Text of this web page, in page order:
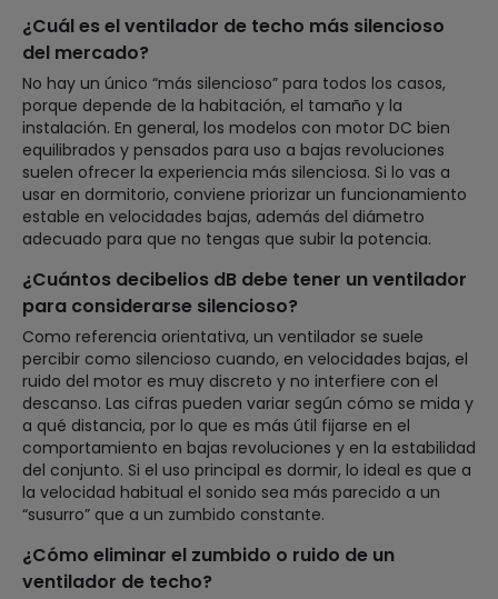
¿Cuál es el ventilador de techo más silencioso
del mercado?
No hay un único “más silencioso” para todos los casos,
porque depende de la habitación, el tamaño y la
instalación. En general, los modelos con motor DC bien
equilibrados y pensados para uso a bajas revoluciones
suelen ofrecer la experiencia más silenciosa. Si lo vas a
usar en dormitorio, conviene priorizar un funcionamiento
estable en velocidades bajas, además del diámetro
adecuado para que no tengas que subir la potencia.
¿Cuántos decibelios dB debe tener un ventilador
para considerarse silencioso?
Como referencia orientativa, un ventilador se suele
percibir como silencioso cuando, en velocidades bajas, el
ruido del motor es muy discreto y no interfiere con el
descanso. Las cifras pueden variar según cómo se mida y
a qué distancia, por lo que es más útil fijarse en el
comportamiento en bajas revoluciones y en la estabilidad
del conjunto. Si el uso principal es dormir, lo ideal es que a
la velocidad habitual el sonido sea más parecido a un
“susurro” que a un zumbido constante.
¿Cómo eliminar el zumbido o ruido de un
ventilador de techo?